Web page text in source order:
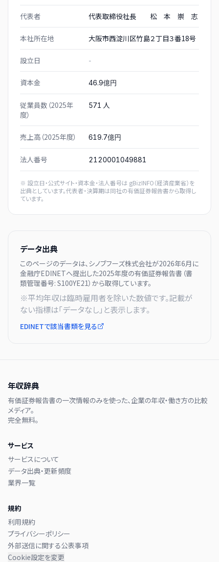
代表者 代表取締役社長 松 本 崇 志
本社所在地 大阪市西淀川区竹島２丁目３番18号
設立日 -
資本金 46.9億円
従業員数（2025年
度）
571 人
売上高（2025年度） 619.7億円
法人番号 2120001049881
※ 設立日・公式サイト・資本金・法人番号は gBizINFO（経済産業省）を
出典としています。代表者・決算期は同社の有価証券報告書から取得し
ています。
データ出典
このページのデータは、シノブフーズ株式会社が2026年6月に
金融庁EDINETへ提出した2025年度の有価証券報告書（書
類管理番号: S100YE21）から取得しています。
※平均年収は臨時雇用者を除いた数値です。記載が
ない指標は「データなし」と表示します。
EDINETで該当書類を見る
年収辞典
有価証券報告書の一次情報のみを使った、企業の年収・働き方の比較
メディア。
完全無料。
サービス
サービスについて
データ出典・更新頻度
業界一覧
規約
利用規約
プライバシーポリシー
外部送信に関する公表事項
Cookie設定を変更